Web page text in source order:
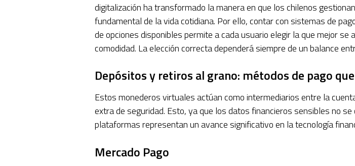
digitalización ha transformado la manera en que los chilenos
fundamental de la vida cotidiana. Por ello, contar con sistemas de
de opciones disponibles permite a cada usuario elegir la que mejor
comodidad. La elección correcta dependerá siempre de un balance
Depósitos y retiros al grano: métodos de pago
Estos monederos virtuales actúan como intermediarios entre la
extra de seguridad. Esto, ya que los datos financieros sensibles no
plataformas representan un avance significativo en la tecnología
Mercado Pago